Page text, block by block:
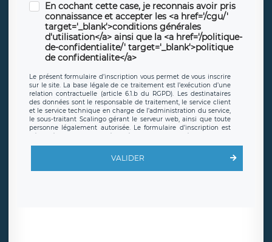
En cochant cette case, je reconnais avoir pris
connaissance et accepter les <a href='/cgu/'
target='_blank'>conditions générales
d'utilisation</a> ainsi que la <a href='/politique-
de-confidentialite/' target='_blank'>politique
de confidentialite</a>
Le présent formulaire d’inscription vous permet de vous inscrire
sur le site. La base légale de ce traitement est l’exécution d’une
relation contractuelle (article 6.1.b du RGPD). Les destinataires
des données sont le responsable de traitement, le service client
et le service technique en charge de l’administration du service,
le sous-traitant Scalingo gérant le serveur web, ainsi que toute
personne légalement autorisée. Le formulaire d’inscription est
offrant desclauses de protection conformes au RGPD. Les
en sollicite la suppression, étant entendu que vous pouvez
demander la suppression de vos données et retirer votre
VALIDER